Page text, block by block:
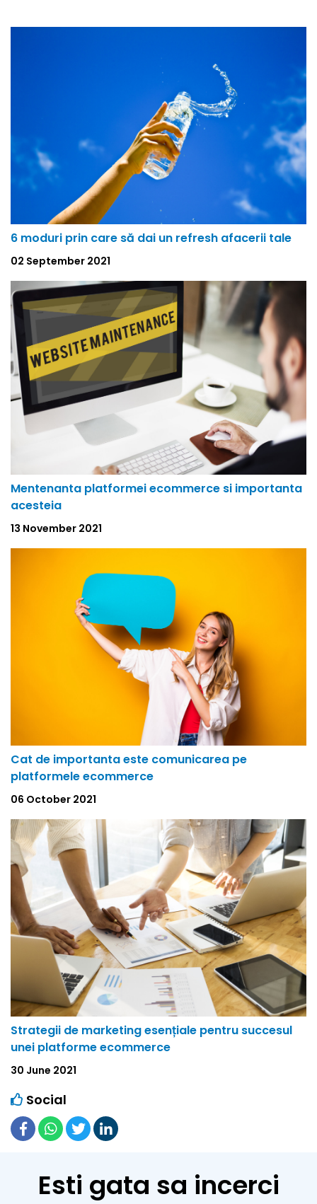
6 moduri prin care să dai un refresh afacerii tale
02 September 2021
Mentenanta platformei ecommerce si importanta
acesteia
13 November 2021
Cat de importanta este comunicarea pe
platformele ecommerce
06 October 2021
Strategii de marketing esențiale pentru succesul
unei platforme ecommerce
30 June 2021
Social
Esti gata sa incerci